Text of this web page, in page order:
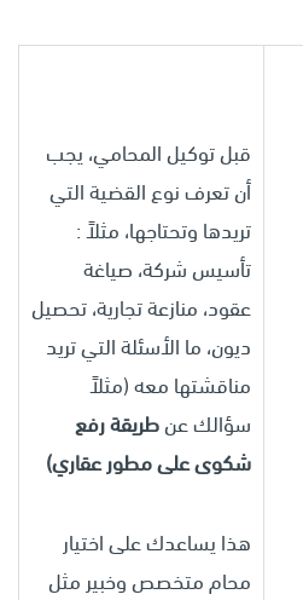
قبل توكيل المحامي، يجب
أن تعرف نوع القضية التي
تريدها وتحتاجها، مثلاً :
تأسيس شركة، صياغة
عقود، منازعة تجارية، تحصيل
ديون، ما الأسئلة التي تريد
مناقشتها معه (مثلاً
سؤالك عنطريقة رفع
شكوى على مطور عقاري)
هذا يساعدك على اختيار
محام متخصص وخبير مثل